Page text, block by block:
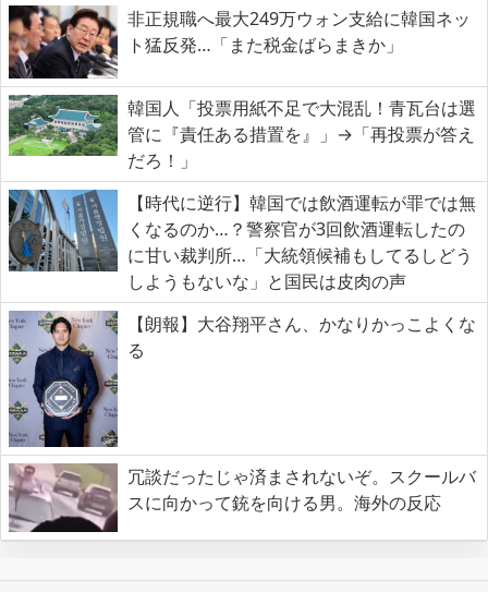
非正規職へ最大249万ウォン支給に韓国ネッ
ト猛反発…「また税金ばらまきか」
韓国人「投票用紙不足で大混乱！青瓦台は選
管に『責任ある措置を』」→「再投票が答え
だろ！」
【時代に逆行】韓国では飲酒運転が罪では無
くなるのか…？警察官が3回飲酒運転したの
に甘い裁判所…「大統領候補もしてるしどう
しようもないな」と国民は皮肉の声
【朗報】大谷翔平さん、かなりかっこよくな
る
冗談だったじゃ済まされないぞ。スクールバ
スに向かって銃を向ける男。海外の反応